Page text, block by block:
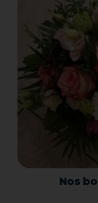
Nos